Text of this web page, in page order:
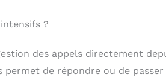
?
des appels directement
de répondre ou de passer